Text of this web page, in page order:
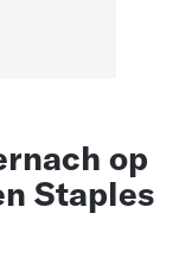
op
Staples